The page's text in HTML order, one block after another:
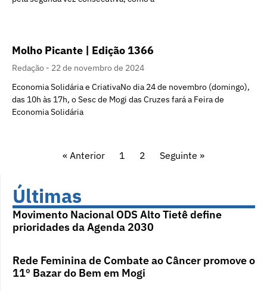
Molho Picante | Edição 1366
Redação
22 de novembro de 2024
Economia Solidária e CriativaNo dia 24 de novembro (domingo),
das 10h às 17h, o Sesc de Mogi das Cruzes fará a Feira de
Economia Solidária
« Anterior 1 2 Seguinte »
Últimas
Movimento Nacional ODS Alto Tietê define
prioridades da Agenda 2030
Rede Feminina de Combate ao Câncer promove o
11º Bazar do Bem em Mogi